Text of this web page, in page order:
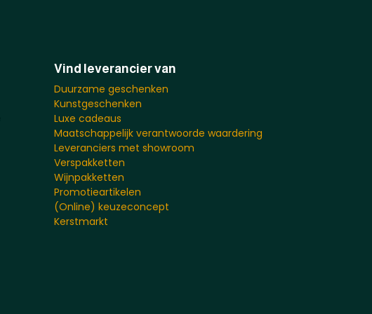
Vind leverancier van
Duurzame geschenken
Kunstgeschenken
Luxe cadeaus
Maatschappelijk verantwoorde waardering
Leveranciers met showroom
Verspakketten
Wijnpakketten
Promotieartikelen
(Online) keuzeconcept
Kerstmarkt